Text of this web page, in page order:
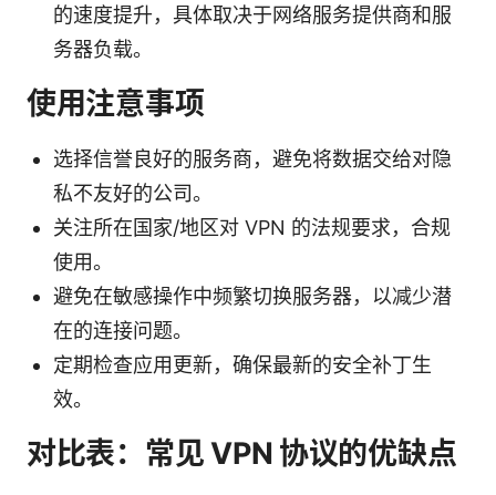
的速度提升，具体取决于网络服务提供商和服
务器负载。
使用注意事项
选择信誉良好的服务商，避免将数据交给对隐
私不友好的公司。
关注所在国家/地区对 VPN 的法规要求，合规
使用。
避免在敏感操作中频繁切换服务器，以减少潜
在的连接问题。
定期检查应用更新，确保最新的安全补丁生
效。
对比表：常见 VPN 协议的优缺点